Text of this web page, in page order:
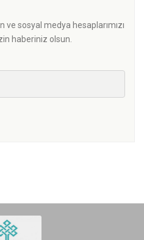
ve sosyal medya hesaplarımızı
haberiniz olsun.